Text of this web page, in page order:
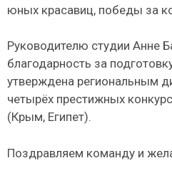
юных красавиц, победы за
Руководителю студии Анне
благодарность за
утверждена региональным
четырёх престижных
(Крым, Египет).
Поздравляем команду и